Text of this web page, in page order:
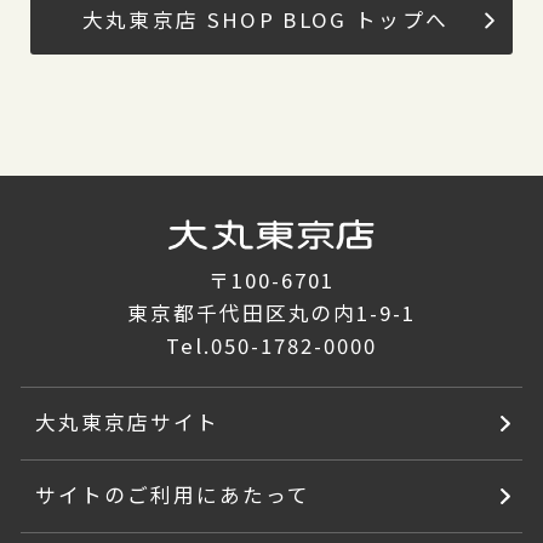
大丸東京店 SHOP BLOG トップへ
〒100-6701
東京都千代田区丸の内1-9-1
Tel.050-1782-0000
大丸東京店サイト
サイトのご利用にあたって